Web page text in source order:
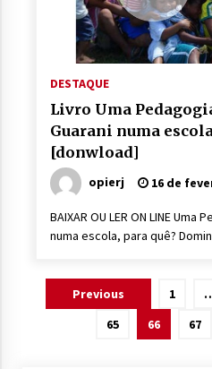
DESTAQUE
Livro Uma
Guarani numa
[donwload]
opierj 16 de
BAIXAR OU LER ON LINE
numa escola, para quê?
Paginação
Previous 1
65
66 67